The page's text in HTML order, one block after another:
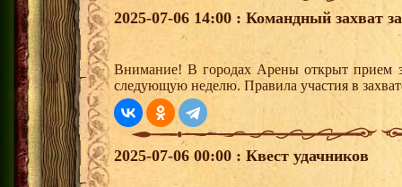
2025-07-06 14:00 : Командный захват
Внимание! В городах Арены открыт прием
следующую неделю. Правила участия в
2025-07-06 00:00 : Квест удачников